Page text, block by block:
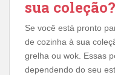
sua coleção?
Se você está pronto
de cozinha à sua
grelha ou wok. Essas
dependendo do seu